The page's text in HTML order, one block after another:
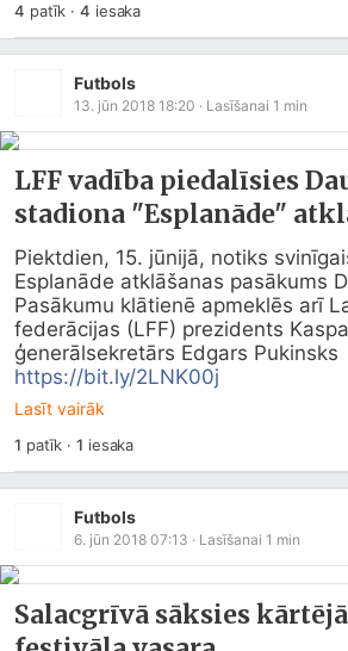
4 patīk ·4 iesaka
Futbols
13. jūn 2018 18:20 · Lasīšanai 1 min
LFF vadība piedalīsies
stadiona "Esplanāde"
Piektdien, 15. jūnijā, notiks
Esplanāde atklāšanas pasākums
Pasākumu klātienē apmeklēs arī
federācijas (LFF) prezidents
https://bit.ly/2LNK00j
Lasīt vairāk
1 patīk ·1 iesaka
Futbols
6. jūn 2018 07:13 · Lasīšanai 1 min
Salacgrīvā sāksies